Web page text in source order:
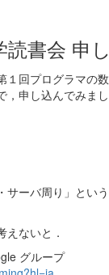
書会 申
１回プログラマの
申し込んでみまし
ーバ周り」とい
ないと．
グループ